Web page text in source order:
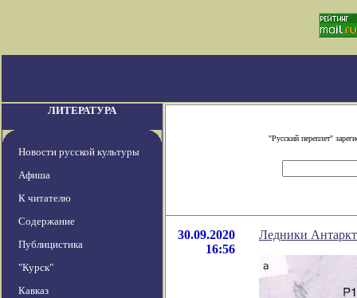
ЛИТЕРАТУРА
Новости русской культуры
Афиша
К читателю
Содержание
Публицистика
"Курск"
Кавказ
"Русский переплет"
30.09.2020
16:56
Ледники